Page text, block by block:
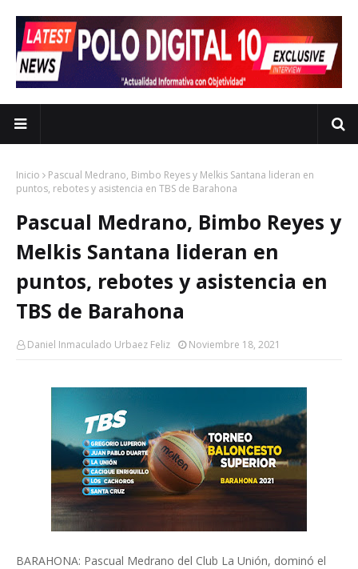
Inicio
Pascual Medrano, Bimbo Reyes y Melkis Santana lideran en
puntos, rebotes y asistencia en TBS de Barahona
Pascual Medrano, Bimbo Reyes y
Melkis Santana lideran en
puntos, rebotes y asistencia en
TBS de Barahona
Daniel Inmaculado Urbaez Feliz Noviembre 18, 2021
BARAHONA: Pascual Medrano del Club La Unión, dominó el